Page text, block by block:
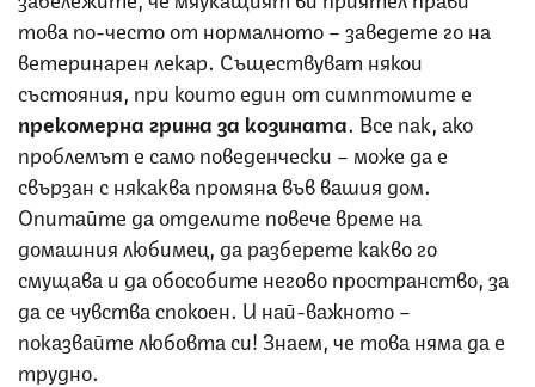
това по-често от нормалното – заведете го на
ветеринарен лекар. Съществуват някои
състояния, при които един от симптомите е
прекомерна грижа за козината. Все пак, ако
проблемът е само поведенчески – може да е
свързан с някаква промяна във вашия дом.
Опитайте да отделите повече време на
домашния любимец, да разберете какво го
смущава и да обособите негово пространство, за
да се чувства спокоен. И най-важното –
показвайте любовта си! Знаем, че това няма да е
трудно.